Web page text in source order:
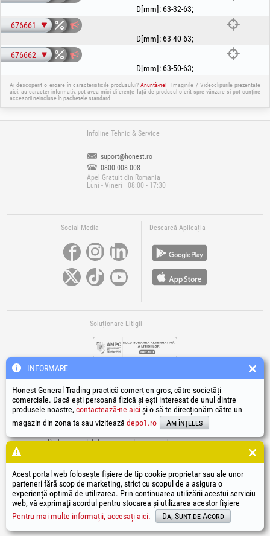
D[mm]: 63-32-63;
676661
D[mm]: 63-40-63;
676662
D[mm]: 63-50-63;
Ai descoperit o eroare în caracteristicile produsului?Anuntă-ne!
Imaginile / Videoclipurile prezentate
aici, au caracter informativ, pot avea mici diferențe față de produsul oferit spre vânzare și pot conține
accesorii neincluse în pachetele standard.
Infoline Tehnic & Service
suport@honest.ro
0800-008-008
Apel Gratuit din Romania
Luni - Vineri | 08:00 - 17:30
Social Media Descarcă Aplicația
Soluționare Litigii
Legături Utile
Prelucrarea datelor cu caracter personal
Datele de identificare ale societății
Autoritatea națională pentru protecția consumatorilor
Soluționarea online a litigiilor
HGT ®, EvoTools® , EvoSanitary®, EvoTools +Plus®, EvoSanitary +Plus®, EvoSelect®, EPTO®, EPTO Plus
PowerForProfessionals
și siglele acestora sunt mărci înregistrate Honest General Trading SRL.
Copyright 1994-2026Honest General Trading SRL. Toate drepturile rezervate. CUI: 6615609,
INFORMARE
Honest General Trading practică comerț en gros, către societăți
comerciale. Dacă ești persoană fizică și ești interesat de unul dintre
produsele noastre, contactează-ne aiciși o să te direcționăm către un
magazin din zona ta sau vizitează depo1.ro Am înțeles
Acest portal web folosește fișiere de tip cookie proprietar sau ale unor
parteneri fără scop de marketing, strict cu scopul de a asigura o
experiență optimă de utilizarea. Prin continuarea utilizării acestui serviciu
web, vă exprimați acordul pentru stocarea și utilizarea acestor fișiere
Pentru mai multe informații, accesați aici.
Da, Sunt de Acord